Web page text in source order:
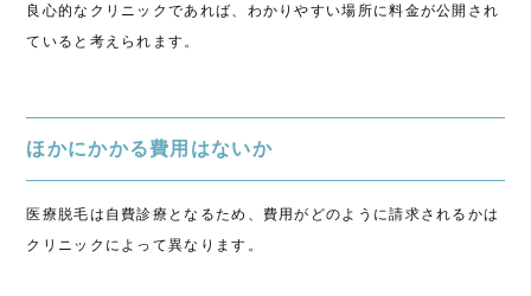
良心的なクリニックであれば、わかりやすい場所に料金が公開され
ていると考えられます。
ほかにかかる費用はないか
医療脱毛は自費診療となるため、費用がどのように請求されるかは
クリニックによって異なります。